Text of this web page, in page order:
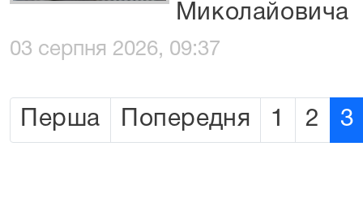
Миколайовича
03 серпня 2026, 09:37
Перша Попередня 1 2 3